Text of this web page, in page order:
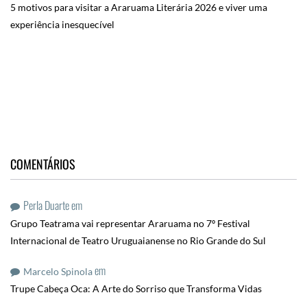
5 motivos para visitar a Araruama Literária 2026 e viver uma
experiência inesquecível
COMENTÁRIOS
Perla Duarteem
Grupo Teatrama vai representar Araruama no 7º Festival
Internacional de Teatro Uruguaianense no Rio Grande do Sul
Marcelo Spinolaem
Trupe Cabeça Oca: A Arte do Sorriso que Transforma Vidas